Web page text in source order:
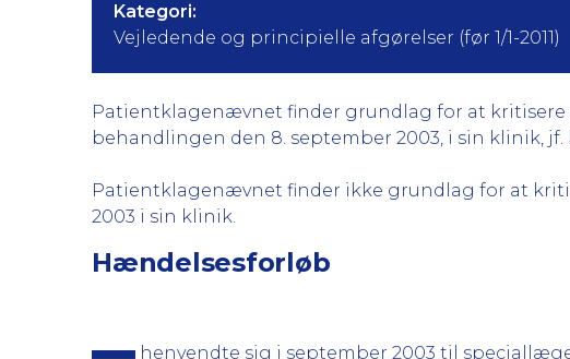
Kategori:
Vejledende og principielle afgørelser (før 1/1-2011)
Patientklagenævnet finder grundlag for at kritisere
behandlingen den 8. september 2003, i sin klinik,
Patientklagenævnet finder ikke grundlag for at
2003 i sin klinik.
Hændelsesforløb
henvendte sig i september 2003 til